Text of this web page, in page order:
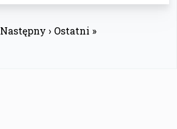
Następny › Ostatni »